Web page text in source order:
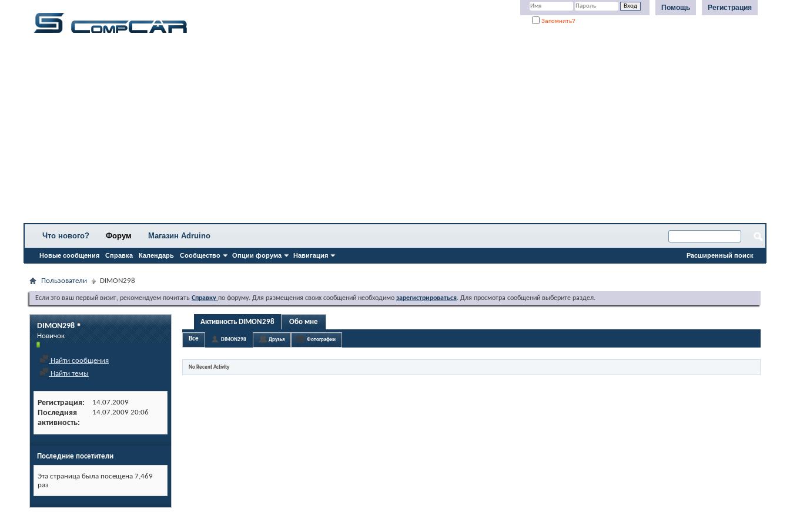
Регистрация
Помощь
Запомнить?
Что нового? Форум
Новые сообщения Справка Календарь Сообщество Опции форума Навигация
Магазин Adruino
Расширенный поиск
Пользователи DIMON298
Если это ваш первый визит, рекомендуем почитать Справку по форуму. Для размещения своих сообщений необходимо зарегистрироваться. Для просмотра сообщений выберите раздел.
DIMON298
Новичок
Найти сообщения
Найти темы
Регистрация 14.07.2009
Последняя
активность
14.07.2009 20:06
Последние посетители
Эта страница была посещена 7,469
раз
Активность DIMON298 Обо мне
Все DIMON298 Друзья Фотографии
No Recent Activity